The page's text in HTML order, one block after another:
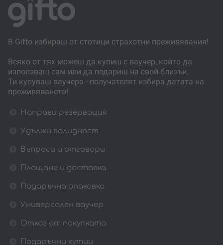
В Gifto избираш от стотици страхотни преживявания!
Всяко от тях можеш да купиш с ваучер, който да
използваш сам или да подариш на свой близък.
Ти купуваш ваучера - получателят избира датата на
преживяването!
Направи резервация
Удължи валидност
Въпроси и отговори
Плащане и доставка
Подаръчна опаковка
Универсален ваучер
Отказ от покупката
Подаръчни кутии